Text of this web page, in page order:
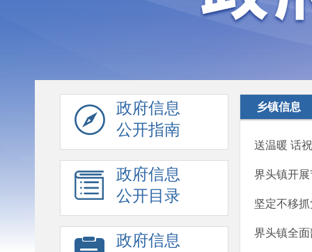
政府信息
公开指南
政府信息
公开目录
政府信息
乡镇信息
送温暖 话
界头镇开
坚定不移
界头镇全